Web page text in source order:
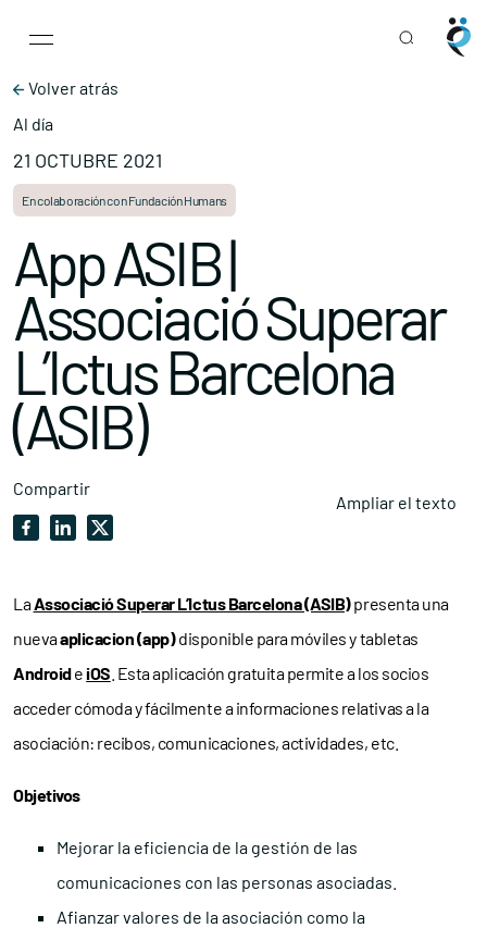
Main Navigation
Volver atrás
Al día
21 OCTUBRE 2021
En colaboración con Fundación Humans
App ASIB |
Associació Superar
L’Ictus Barcelona
(ASIB)
Compartir
Ampliar el texto
LaAssociació Superar L’Ictus Barcelona (ASIB)presenta una
nuevaaplicacion (app)disponible para móviles y tabletas
AndroideiOS . Esta aplicación gratuita permite a los socios
acceder cómoda y fácilmente a informaciones relativas a la
asociación: recibos, comunicaciones, actividades, etc.
Objetivos
Mejorar la eficiencia de la gestión de las
comunicaciones con las personas asociadas.
Afianzar valores de la asociación como la